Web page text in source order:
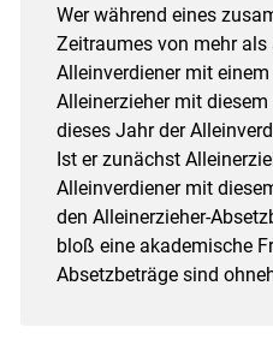
Wer während eines
Zeitraumes von mehr
Alleinverdiener mit
Alleinerzieher mit
dieses Jahr der
Ist er zunächst
Alleinverdiener mit
den Alleinerzieher-
bloß eine akademische
Absetzbeträge sind